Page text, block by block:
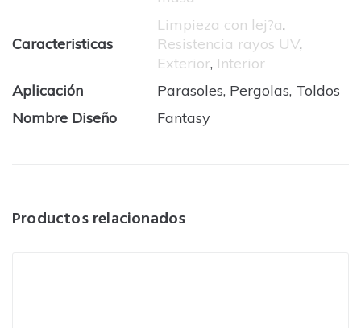
Caracteristicas
Limpieza con lej?a,
Resistencia rayos UV,
Exterior, Interior
Aplicación
Parasoles, Pergolas, Toldos
Nombre Diseño
Fantasy
Productos relacionados